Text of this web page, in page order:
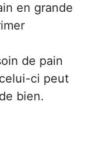
en grande
de pain
ci peut
bien.